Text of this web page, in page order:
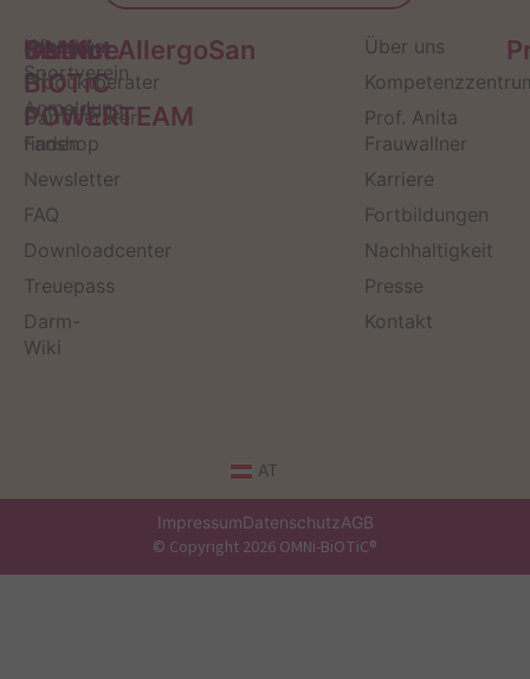
Service
Kontakt
Produktberater
Darmberater
finden
Newsletter
FAQ
Downloadcenter
Treuepass
Darm-
Wiki
OMNi-
BiOTiC
POWERTEAM
Infos zum
Sportverein
Anmeldung
Fanshop
Institut AllergoSan
Über uns
Prof. Anita
Frauwallner
Karriere
Fortbildungen
Nachhaltigkeit
Presse
Kontakt
AT
ImpressumDatenschutzAGB
© Copyright 2026 OMNi-BiOTiC®